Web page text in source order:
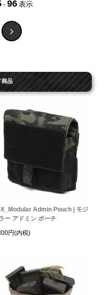
- 96 表示
商品
Admin Pouch | モジ
ー アドミン ポーチ
円(内税)